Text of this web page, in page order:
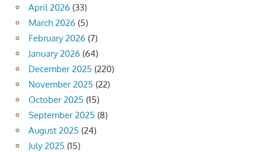
April 2026 (33)
March 2026 (5)
February 2026 (7)
January 2026 (64)
December 2025 (220)
November 2025 (22)
October 2025 (15)
September 2025 (8)
August 2025 (24)
July 2025 (15)